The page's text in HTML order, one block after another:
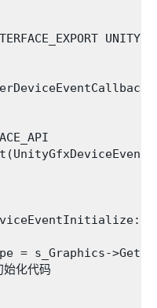
= s_Graphics-
化代码